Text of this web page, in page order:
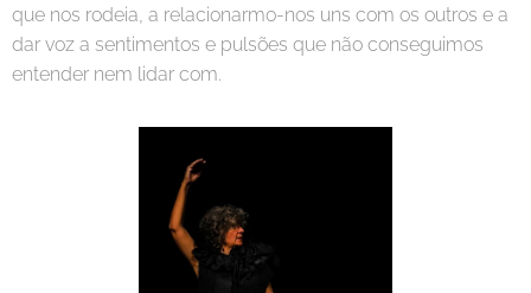
que nos rodeia, a relacionarmo-nos uns com os outros e a
dar voz a sentimentos e pulsões que não conseguimos
entender nem lidar com.